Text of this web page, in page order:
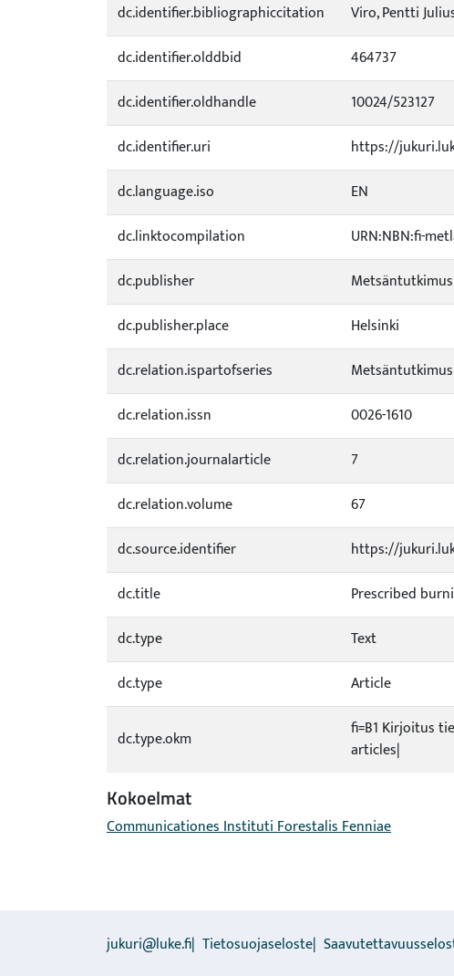
dc.identifier.bibliographiccitation
Viro, Pentti
dc.identifier.olddbid
464737
dc.identifier.oldhandle
10024/523127
dc.identifier.uri
https://
dc.language.iso
EN
dc.linktocompilation
URN:NBN:fi-
dc.publisher
dc.publisher.place
Helsinki
dc.relation.ispartofseries
dc.relation.issn
0026-1610
dc.relation.journalarticle
7
dc.relation.volume
67
dc.source.identifier
https://
dc.title
Prescribed
dc.type
Text
dc.type
Article
dc.type.okm
fi=B1 Kirjoitus
articles|
Kokoelmat
Communicationes Instituti Forestalis Fenniae
jukuri@luke.fi Tietosuojaseloste